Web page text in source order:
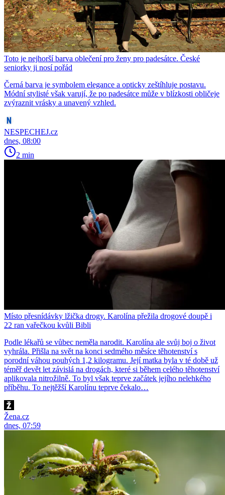
Toto je nejhorší barva oblečení pro ženy pro padesátce. České
seniorky ji nosí pořád
Černá barva je symbolem elegance a opticky zeštíhluje postavu.
Módní stylisté však varují, že po padesátce může v blízkosti obličeje
zvýraznit vrásky a unavený vzhled.
NESPECHEJ.cz
dnes, 08:00
2 min
Místo přesnídávky lžička drogy. Karolína přežila drogové doupě i
22 ran vařečkou kvůli Bibli
Podle lékařů se vůbec neměla narodit. Karolína ale svůj boj o život
vyhrála. Přišla na svět na konci sedmého měsíce těhotenství s
porodní váhou pouhých 1,2 kilogramu. Její matka byla v té době už
téměř devět let závislá na drogách, které si během celého těhotenství
aplikovala nitrožilně. To byl však teprve začátek jejího nelehkého
příběhu. To nejtěžší Karolínu teprve čekalo…
Žena.cz
dnes, 07:59